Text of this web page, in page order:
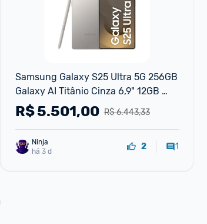
Samsung Galaxy S25 Ultra 5G 256GB
Galaxy AI Titânio Cinza 6,9" 12GB
RAM Câm Quádrupla
200+50+10+50MP Bateria 5000mAh
R$ 6.443,33
R$5.501,00
há 3 d
2 1